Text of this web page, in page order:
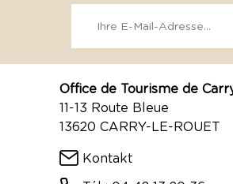
Office de Tourisme de
11-13 Route Bleue
13620 CARRY-LE-ROUET
Kontakt